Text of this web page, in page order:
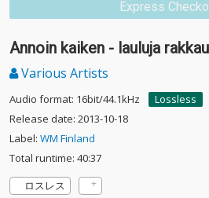
Express
Annoin kaiken - lauluja
Various Artists
Audio format: 16bit/44.1kHz
Lossless
Release date: 2013-10-18
Label: WM Finland
Total runtime: 40:37
ロスレス